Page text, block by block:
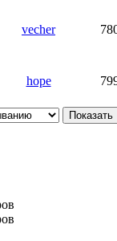
vecher
hope